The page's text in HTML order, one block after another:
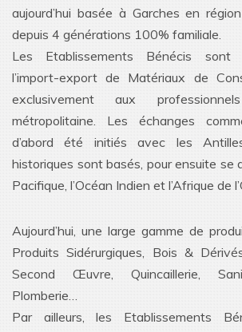
aujourd’hui basée à Garches en
depuis 4 générations 100% familiale.
Les Etablissements Bénécis sont
l’import-export de Matériaux de
exclusivement aux
métropolitaine. Les échanges
d’abord été initiés avec les
historiques sont basés, pour ensuite se
Pacifique, l’Océan Indien et l’Afrique de
Aujourd’hui, une large gamme de
Produits Sidérurgiques, Bois &
Second Œuvre, Quincaillerie,
Plomberie…
Par ailleurs, les Etablissements